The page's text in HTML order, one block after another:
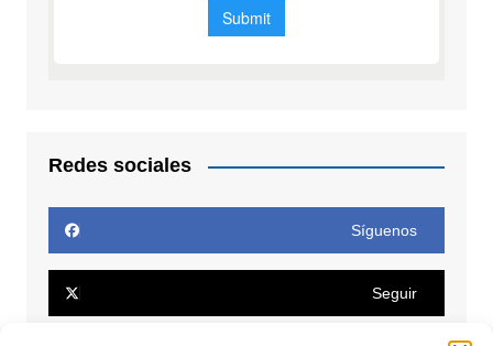
Redes sociales
Síguenos
Seguir